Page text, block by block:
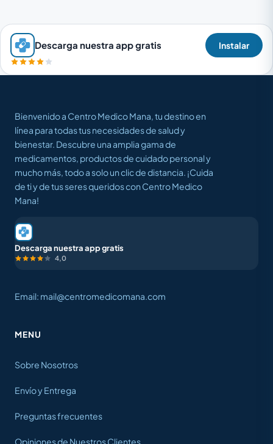
Descarga nuestra app gratis Instalar
Bienvenido a Centro Medico Mana, tu destino en
línea para todas tus necesidades de salud y
bienestar. Descubre una amplia gama de
medicamentos, productos de cuidado personal y
mucho más, todo a solo un clic de distancia. ¡Cuida
de ti y de tus seres queridos con Centro Medico
Mana!
Descarga nuestra app gratis
4,0
Email: mail@centromedicomana.com
MENU
Sobre Nosotros
Envío y Entrega
Preguntas frecuentes
Opiniones de Nuestros Clientes